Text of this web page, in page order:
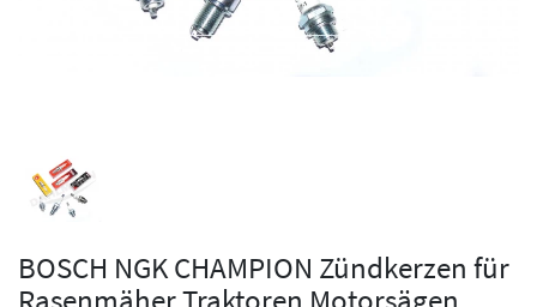
BOSCH NGK CHAMPION Zündkerzen für
Rasenmäher Traktoren Motorsägen